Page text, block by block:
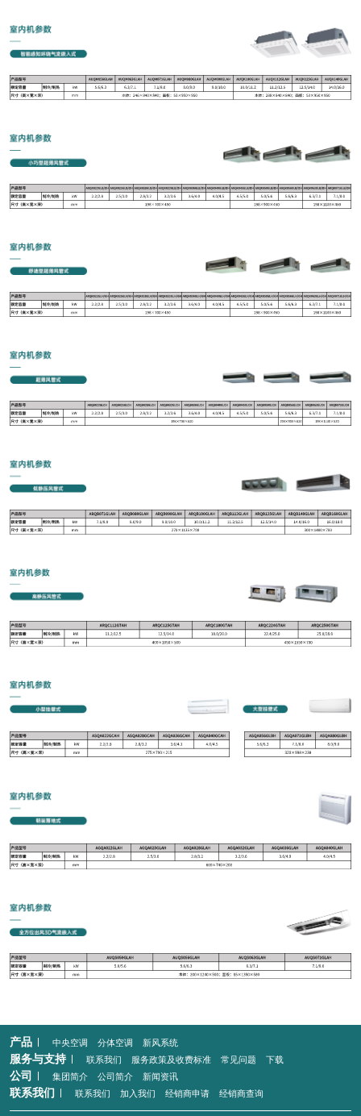
产品 中央空调 分体空调 新风系统
服务与支持 联系我们 服务政策及收费标准 常见问题 下载
公司 集团简介 公司简介 新闻资讯
联系我们 联系我们 加入我们 经销商申请 经销商查询